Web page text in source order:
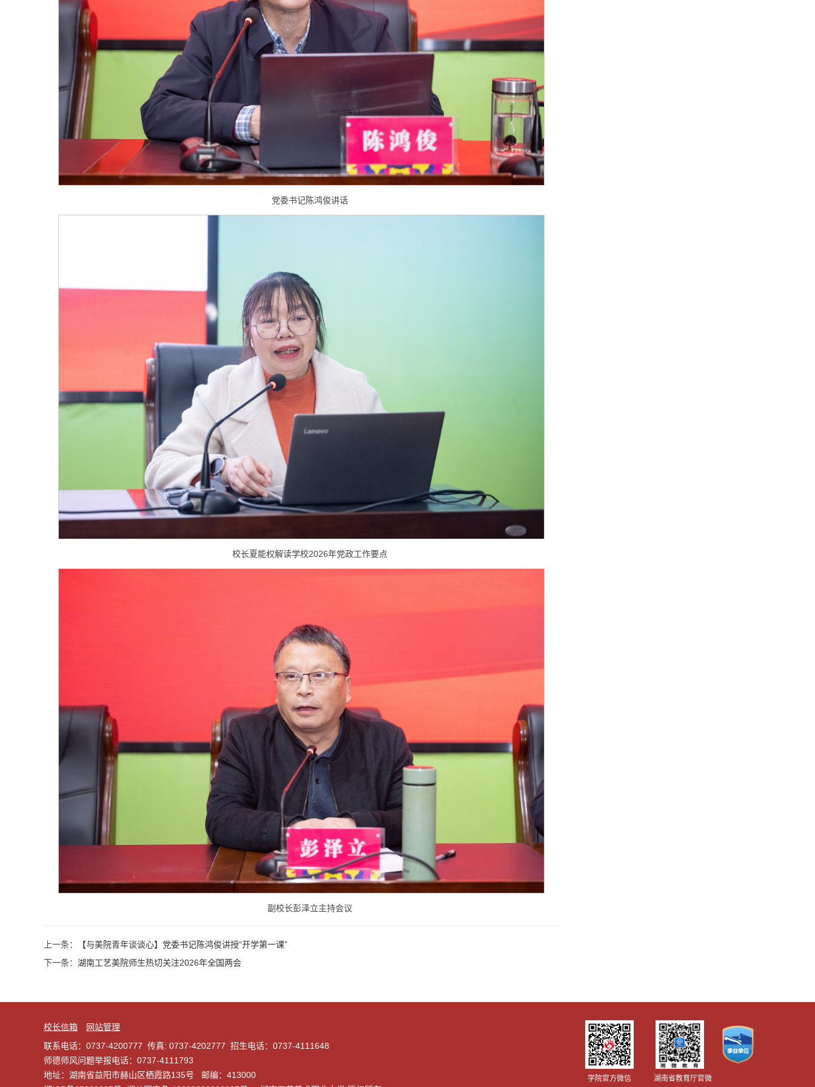
党委书记陈鸿俊讲话
校长夏能权解读学校2026年党政工作要点
副校长彭泽立主持会议
上一条：
【与美院青年谈谈心】党委书记陈鸿俊讲授“开学第一课”
下一条： 湖南工艺美院师生热切关注2026年全国两会
校长信箱
网站管理
联系电话：0737-4200777 传真: 0737-4202777 招生电话：0737-4111648
师德师风问题举报电话：0737-4111793
地址：湖南省益阳市赫山区栖霞路135号 邮编：413000
学院官方微信 湖南省教育厅官微